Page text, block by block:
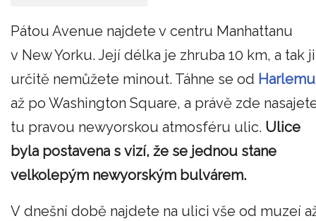
Pátou Avenue najdete v centru Manhattanu
v New Yorku. Její délka je zhruba 10 km, a tak ji
určitě nemůžete minout. Táhne se od Harlemu
až po Washington Square, a právě zde
tu pravou newyorskou atmosféru ulic. Ulice
byla postavena s vizí, že se jednou stane
velkolepým newyorským bulvárem.
V dnešní době najdete na ulici vše od muzeí